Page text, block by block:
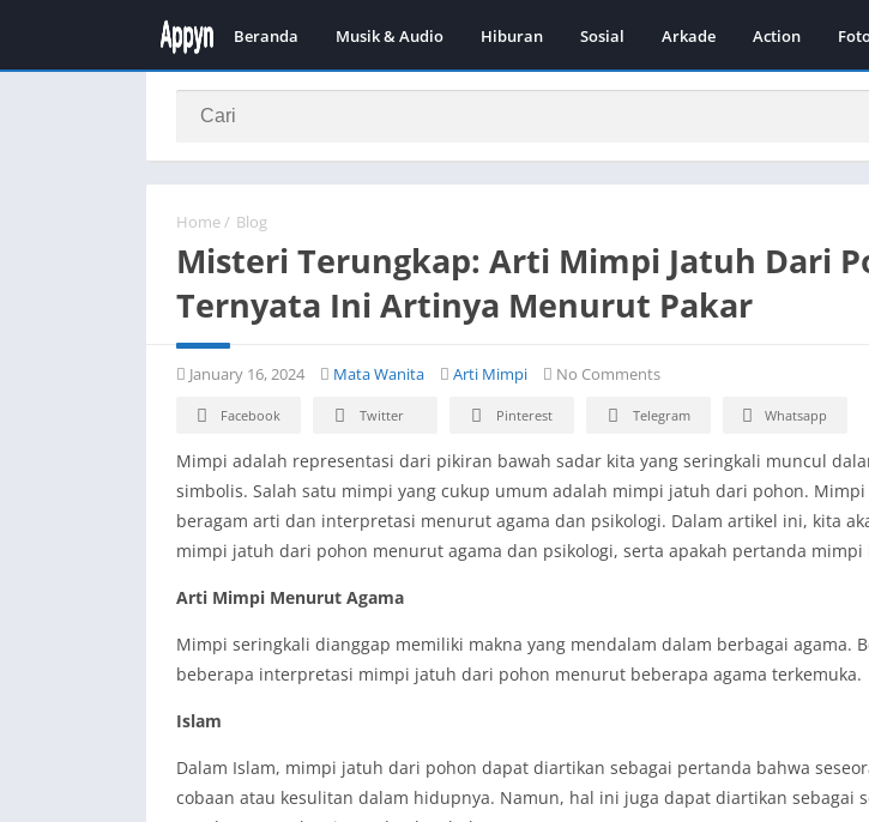
Beranda Musik & Audio Hiburan Sosial Arkade Action
Home / Blog
Misteri Terungkap: Arti Mimpi Jatuh Dari
Ternyata Ini Artinya Menurut Pakar
January 16, 2024 Mata Wanita Arti Mimpi No Comments
Facebook Twitter Pinterest Telegram Whatsapp
Mimpi adalah representasi dari pikiran bawah sadar kita yang seringkali muncul
simbolis. Salah satu mimpi yang cukup umum adalah mimpi jatuh dari pohon.
beragam arti dan interpretasi menurut agama dan psikologi. Dalam artikel ini, kita
mimpi jatuh dari pohon menurut agama dan psikologi, serta apakah pertanda
Arti Mimpi Menurut Agama
Mimpi seringkali dianggap memiliki makna yang mendalam dalam berbagai agama.
beberapa interpretasi mimpi jatuh dari pohon menurut beberapa agama terkemuka.
Islam
Dalam Islam, mimpi jatuh dari pohon dapat diartikan sebagai pertanda bahwa
cobaan atau kesulitan dalam hidupnya. Namun, hal ini juga dapat diartikan sebagai